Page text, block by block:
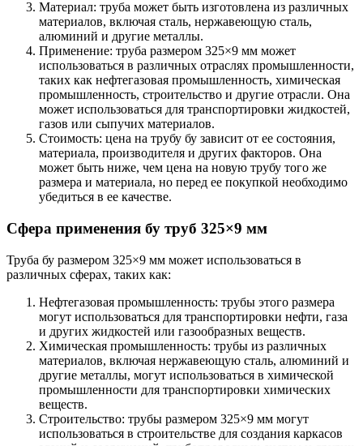
Материал: труба может быть изготовлена из различных
материалов, включая сталь, нержавеющую сталь,
алюминий и другие металлы.
Применение: труба размером 325×9 мм может
использоваться в различных отраслях промышленности,
таких как нефтегазовая промышленность, химическая
промышленность, строительство и другие отрасли. Она
может использоваться для транспортировки жидкостей,
газов или сыпучих материалов.
Стоимость: цена на трубу бу зависит от ее состояния,
материала, производителя и других факторов. Она
может быть ниже, чем цена на новую трубу того же
размера и материала, но перед ее покупкой необходимо
убедиться в ее качестве.
Сфера применения бу труб 325×9 мм
Труба бу размером 325×9 мм может использоваться в
различных сферах, таких как:
Нефтегазовая промышленность: трубы этого размера
могут использоваться для транспортировки нефти, газа
и других жидкостей или газообразных веществ.
Химическая промышленность: трубы из различных
материалов, включая нержавеющую сталь, алюминий и
другие металлы, могут использоваться в химической
промышленности для транспортировки химических
веществ.
Строительство: трубы размером 325×9 мм могут
использоваться в строительстве для создания каркасов